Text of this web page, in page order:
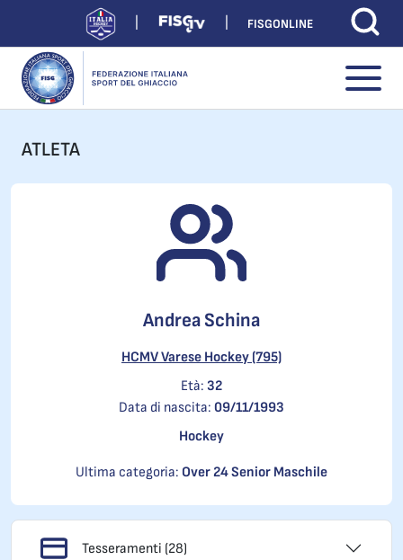
FISGONLINE
ATLETA
Andrea Schina
HCMV Varese Hockey (795)
Età: 32
Data di nascita: 09/11/1993
Hockey
Ultima categoria: Over 24 Senior Maschile
Tesseramenti (28)